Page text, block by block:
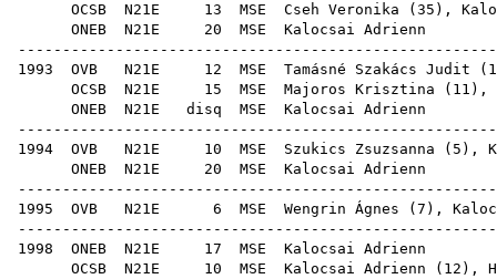
OCSB N21E 13 MSE Cseh Veronika ( 35 ),
ONEB N21E 20 MSE
1993 OVB N21E 12 MSE Tamásné Szakács Judit (
OCSB N21E 15 MSE Majoros Krisztina ( 11 ),
ONEB N21E disq MSE
1994 OVB N21E 10 MSE Szukics Zsuzsanna ( 5 ),
ONEB N21E 20 MSE
1995 OVB N21E 6 MSE Wengrin Ágnes ( 7 ),
1998 ONEB N21E 17 MSE
OCSB N21E 10 MSE Kalocsai Adrienn ( 12 ),